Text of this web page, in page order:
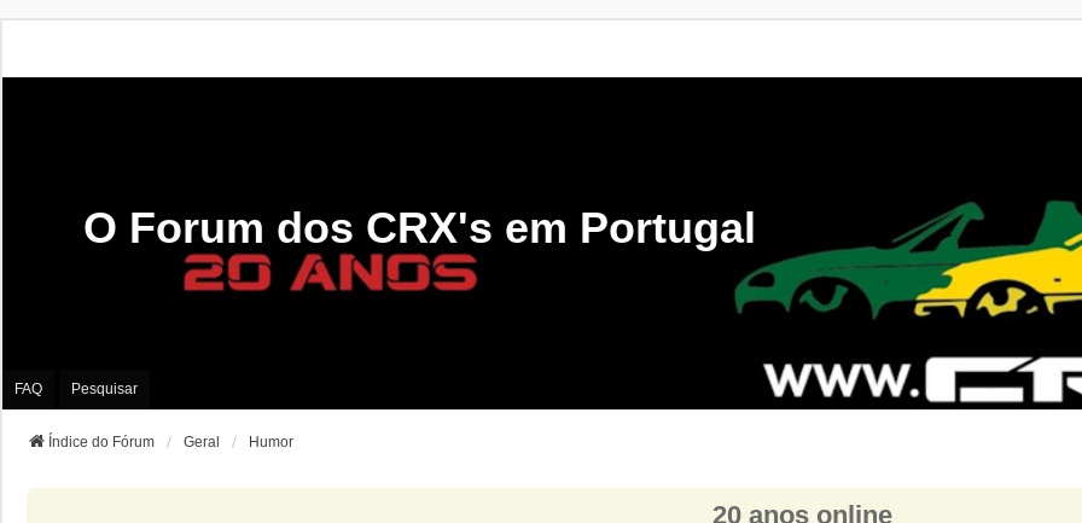
O Forum dos CRX's em Portugal
FAQ Pesquisar
Índice do Fórum Geral Humor
20 anos online